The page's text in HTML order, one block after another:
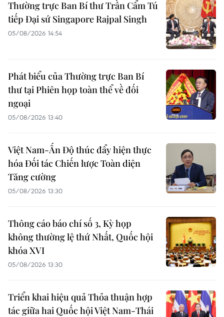
Thường trực Ban Bí thư Trần Cẩm Tú
tiếp Đại sứ Singapore Rajpal Singh
05/08/2026 14:54
Phát biểu của Thường trực Ban Bí
thư tại Phiên họp toàn thể về đối
ngoại
05/08/2026 13:40
Việt Nam-Ấn Độ thúc đẩy hiện thực
hóa Đối tác Chiến lược Toàn diện
Tăng cường
05/08/2026 13:30
Thông cáo báo chí số 3, Kỳ họp
không thường lệ thứ Nhất, Quốc hội
khóa XVI
05/08/2026 13:30
Triển khai hiệu quả Thỏa thuận hợp
tác giữa hai Quốc hội Việt Nam-Thái